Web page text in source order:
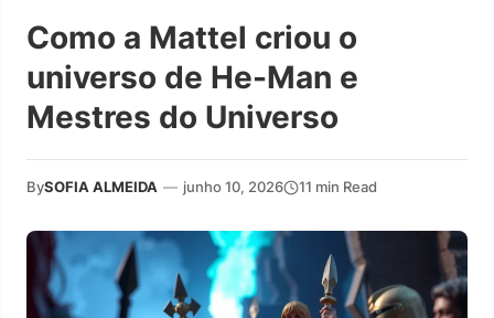
Como a Mattel criou o
universo de He-Man e
Mestres do Universo
BySOFIA ALMEIDA — junho 10, 2026 11 min Read